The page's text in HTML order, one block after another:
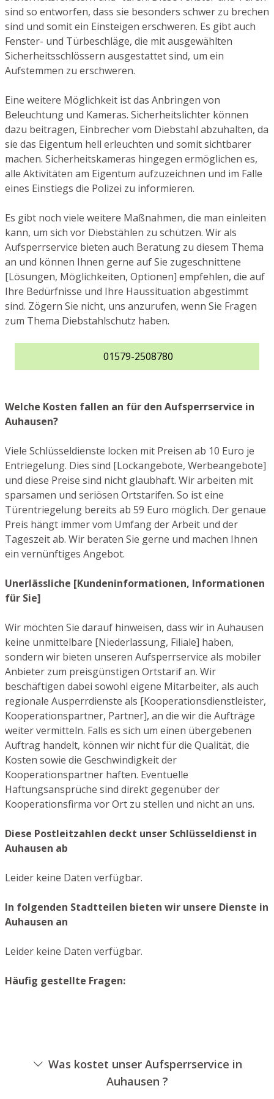
sind so entworfen, dass sie besonders schwer zu brechen
sind und somit ein Einsteigen erschweren. Es gibt auch
Fenster- und Türbeschläge, die mit ausgewählten
Sicherheitsschlössern ausgestattet sind, um ein
Aufstemmen zu erschweren.
Eine weitere Möglichkeit ist das Anbringen von
Beleuchtung und Kameras. Sicherheitslichter können
dazu beitragen, Einbrecher vom Diebstahl abzuhalten, da
sie das Eigentum hell erleuchten und somit sichtbarer
machen. Sicherheitskameras hingegen ermöglichen es,
alle Aktivitäten am Eigentum aufzuzeichnen und im Falle
eines Einstiegs die Polizei zu informieren.
Es gibt noch viele weitere Maßnahmen, die man einleiten
kann, um sich vor Diebstählen zu schützen. Wir als
Aufsperrservice bieten auch Beratung zu diesem Thema
an und können Ihnen gerne auf Sie zugeschnittene
[Lösungen, Möglichkeiten, Optionen] empfehlen, die auf
Ihre Bedürfnisse und Ihre Haussituation abgestimmt
sind. Zögern Sie nicht, uns anzurufen, wenn Sie Fragen
zum Thema Diebstahlschutz haben.
01579-2508780
Welche Kosten fallen an für den Aufsperrservice in
Auhausen?
Viele Schlüsseldienste locken mit Preisen ab 10 Euro je
Entriegelung. Dies sind [Lockangebote, Werbeangebote]
und diese Preise sind nicht glaubhaft. Wir arbeiten mit
sparsamen und seriösen Ortstarifen. So ist eine
Türentriegelung bereits ab 59 Euro möglich. Der genaue
Preis hängt immer vom Umfang der Arbeit und der
Tageszeit ab. Wir beraten Sie gerne und machen Ihnen
ein vernünftiges Angebot.
Unerlässliche [Kundeninformationen, Informationen
für Sie]
Wir möchten Sie darauf hinweisen, dass wir in Auhausen
keine unmittelbare [Niederlassung, Filiale] haben,
sondern wir bieten unseren Aufsperrservice als mobiler
Anbieter zum preisgünstigen Ortstarif an. Wir
beschäftigen dabei sowohl eigene Mitarbeiter, als auch
regionale Ausperrdienste als [Kooperationsdienstleister,
Kooperationspartner, Partner], an die wir die Aufträge
weiter vermitteln. Falls es sich um einen übergebenen
Auftrag handelt, können wir nicht für die Qualität, die
Kosten sowie die Geschwindigkeit der
Kooperationspartner haften. Eventuelle
Haftungsansprüche sind direkt gegenüber der
Kooperationsfirma vor Ort zu stellen und nicht an uns.
Diese Postleitzahlen deckt unser Schlüsseldienst in
Auhausen ab
Leider keine Daten verfügbar.
In folgenden Stadtteilen bieten wir unsere Dienste in
Auhausen an
Leider keine Daten verfügbar.
Häufig gestellte Fragen:
Was kostet unser Aufsperrservice in
Auhausen ?